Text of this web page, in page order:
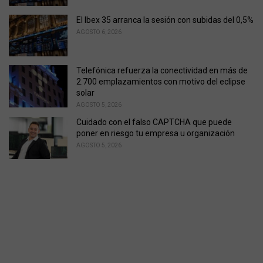
El Ibex 35 arranca la sesión con subidas del 0,5%
AGOSTO 6, 2026
Telefónica refuerza la conectividad en más de
2.700 emplazamientos con motivo del eclipse
solar
AGOSTO 5, 2026
Cuidado con el falso CAPTCHA que puede
poner en riesgo tu empresa u organización
AGOSTO 5, 2026